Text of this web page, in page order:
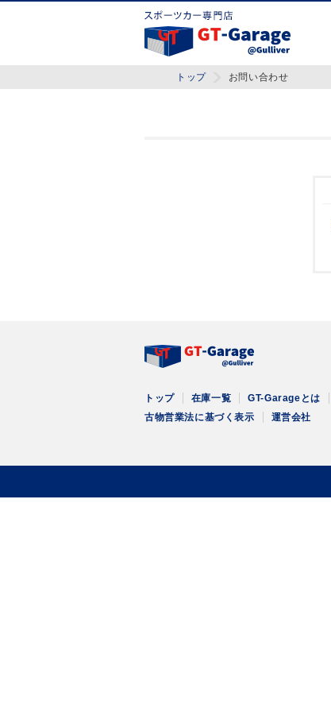
トップ お問い合わせ
トップ 在庫一覧 GT-Garageとは
古物営業法に基づく表示
運営会社